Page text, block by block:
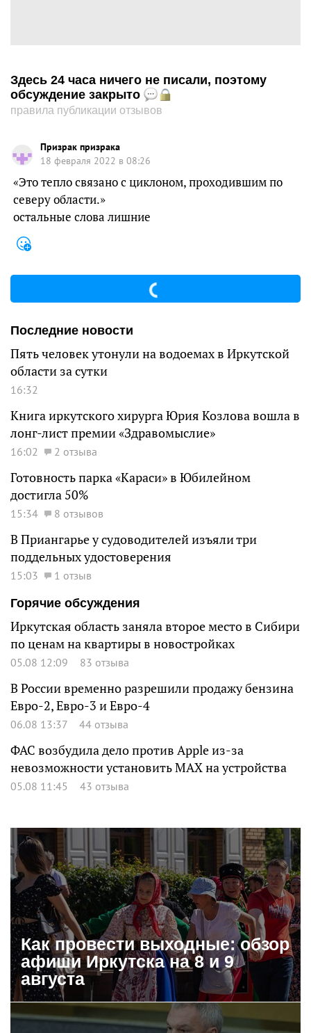
Здесь 24 часа ничего не писали, поэтому
обсуждение закрыто
правила публикации отзывов
Призрак призрака
18 февраля 2022 в 08:26
«Это тепло связано с циклоном, проходившим по
северу области.»
остальные слова лишние
Последние новости
Пять человек утонули на водоемах в Иркутской
области за сутки
16:32
Книга иркутского хирурга Юрия Козлова вошла в
лонг-лист премии «Здравомыслие»
16:02 2 отзыва
Готовность парка «Караси» в Юбилейном
достигла 50%
15:34 8 отзывов
В Приангарье у судоводителей изъяли три
поддельных удостоверения
15:03
1 отзыв
Горячие обсуждения
Иркутская область заняла второе место в Сибири
по ценам на квартиры в новостройках
05.08 12:09 83 отзыва
В России временно разрешили продажу бензина
Евро-2, Евро-3 и Евро-4
06.08 13:37 44 отзыва
ФАС возбудила дело против Apple из-за
невозможности установить MAX на устройства
05.08 11:45 43 отзыва
Как провести выходные: обзор
афиши Иркутска на 8 и 9
августа